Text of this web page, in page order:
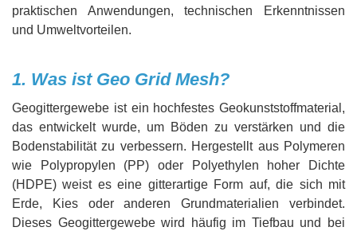
praktischen Anwendungen, technischen Erkenntnissen
und Umweltvorteilen.
1. Was ist Geo Grid Mesh?
Geogittergewebe ist ein hochfestes Geokunststoffmaterial,
das entwickelt wurde, um Böden zu verstärken und die
Bodenstabilität zu verbessern. Hergestellt aus Polymeren
wie Polypropylen (PP) oder Polyethylen hoher Dichte
(HDPE) weist es eine gitterartige Form auf, die sich mit
Erde, Kies oder anderen Grundmaterialien verbindet.
Dieses Geogittergewebe wird häufig im Tiefbau und bei